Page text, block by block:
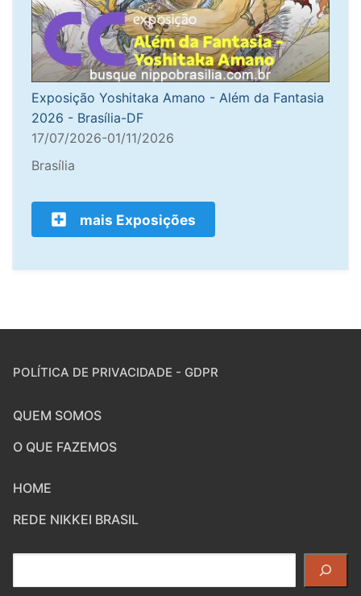
Exposição Yoshitaka Amano - Além da Fantasia
2026 - Brasília-DF
17/07/2026-01/11/2026
Brasília
mais Exposições
POLÍTICA DE PRIVACIDADE - GDPR
QUEM SOMOS
O QUE FAZEMOS
HOME
REDE NIKKEI BRASIL